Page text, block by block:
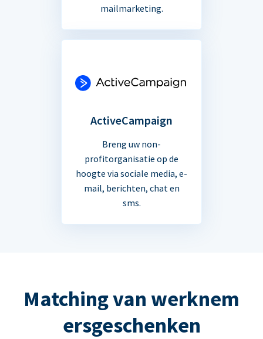
mailmarketing.
ActiveCampaign
Breng uw non-
profitorganisatie op de
hoogte via sociale media, e-
mail, berichten, chat en
sms.
Matching van werknem
ersgeschenken